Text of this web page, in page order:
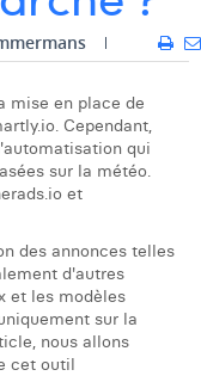
mise en place de
Cependant,
qui
sur la météo.
et
des annonces telles
d'autres
et les modèles
sur la
nous allons
cet outil